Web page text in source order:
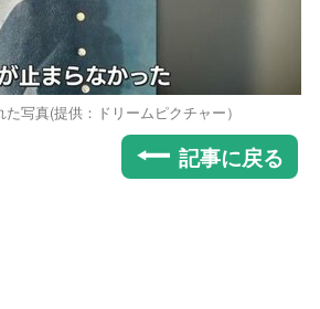
写真(提供：ドリームピクチャー）
記事に戻る